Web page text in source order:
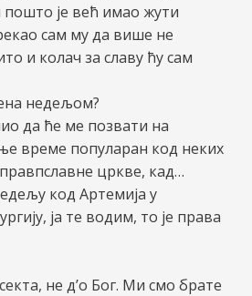
пошто је већ имао жути
сам му да више не
и колач за славу ћу сам
недељом?
да ће ме позвати на
време популаран код неких
цркве, кад…
код Артемија у
ја те водим, то је права
не д’о Бог. Ми смо брате